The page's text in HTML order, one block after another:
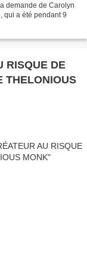
demande de Carolyn
qui a été pendant 9